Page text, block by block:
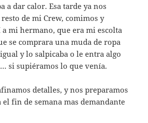
a dar calor. Esa tarde ya nos
de mi Crew, comimos y
mi hermano, que era mi escolta
se comprara una muda de ropa
y lo salpicaba o le entra algo
si supiéramos lo que venía.
detalles, y nos preparamos
fin de semana mas demandante